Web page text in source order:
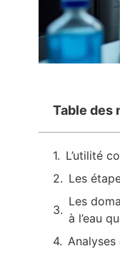
Table des
L’utilité
Les
Les
à l’eau